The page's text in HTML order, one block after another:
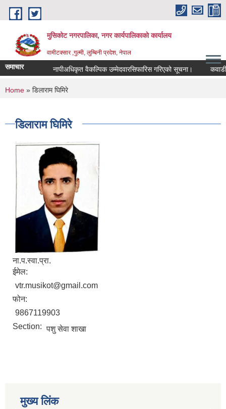
Skip to main content
मुसिकोट नगरपालिका, नगर कार्यपालिकाकाे कार्यालय
वामीटक्सार ,गुल्मी, लुम्बिनी प्रदेश, नेपाल
समाचार नापीअधिकृत वैकल्पिक उम्मेदवारसिफारिस गरिएको सूचना। कवाडी
You are here
Home » डिलाराम घिमिरे
डिलाराम घिमिरे
ना.प.स्वा.प्रा.
ईमेल:
vtr.musikot@gmail.com
फोन:
9867119903
Section: पशु सेवा शाखा
मुख्य लिंक